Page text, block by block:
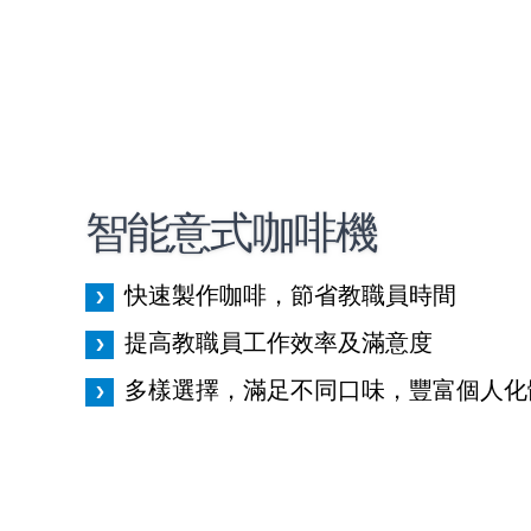
智能意式咖啡機
快速製作咖啡，節省教職員時間
提高教職員工作效率及滿意度
多樣選擇，滿足不同口味，豐富個人